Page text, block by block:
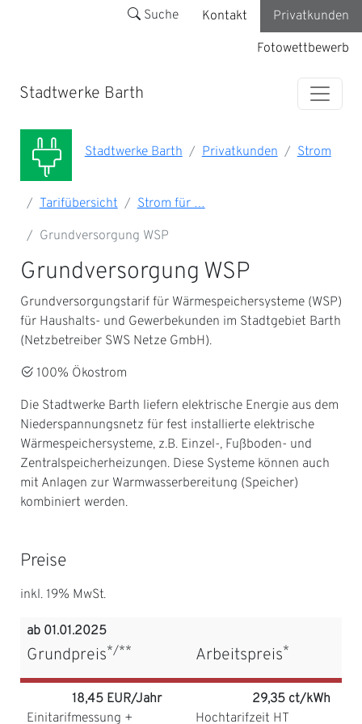
Suche Kontakt
Privatkunden
Fotowettbewerb
Stadtwerke Barth
Stadtwerke Barth Privatkunden Strom
Tarifübersicht
Strom für …
Grundversorgung WSP
Grundversorgung WSP
Grundversorgungstarif für Wärmespeichersysteme (WSP)
für Haushalts- und Gewerbekunden im Stadtgebiet Barth
(Netzbetreiber SWS Netze GmbH).
100% Ökostrom
Die Stadtwerke Barth liefern elektrische Energie aus dem
Niederspannungsnetz für fest installierte elektrische
Wärmespeichersysteme, z.B. Einzel-, Fußboden- und
Zentralspeicherheizungen. Diese Systeme können auch
mit Anlagen zur Warmwasserbereitung (Speicher)
kombiniert werden.
Preise
inkl. 19% MwSt.
ab 01.01.2025
Grundpreis*/** Arbeitspreis*
18,45 EUR/Jahr
Einitarifmessung +
29,35 ct/kWh
Hochtarifzeit HT